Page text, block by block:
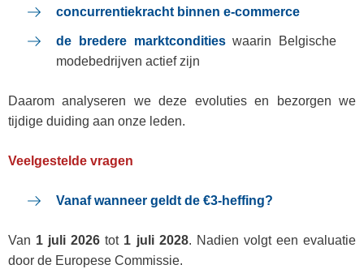
concurrentiekracht binnen e‑commerce
de bredere marktconditieswaarin Belgische
modebedrijven actief zijn
Daarom analyseren we deze evoluties en bezorgen we
tijdige duiding aan onze leden.
Veelgestelde vragen
Vanaf wanneer geldt de €3‑heffing?
Van 1 juli 2026 tot 1 juli 2028. Nadien volgt een evaluatie
door de Europese Commissie.